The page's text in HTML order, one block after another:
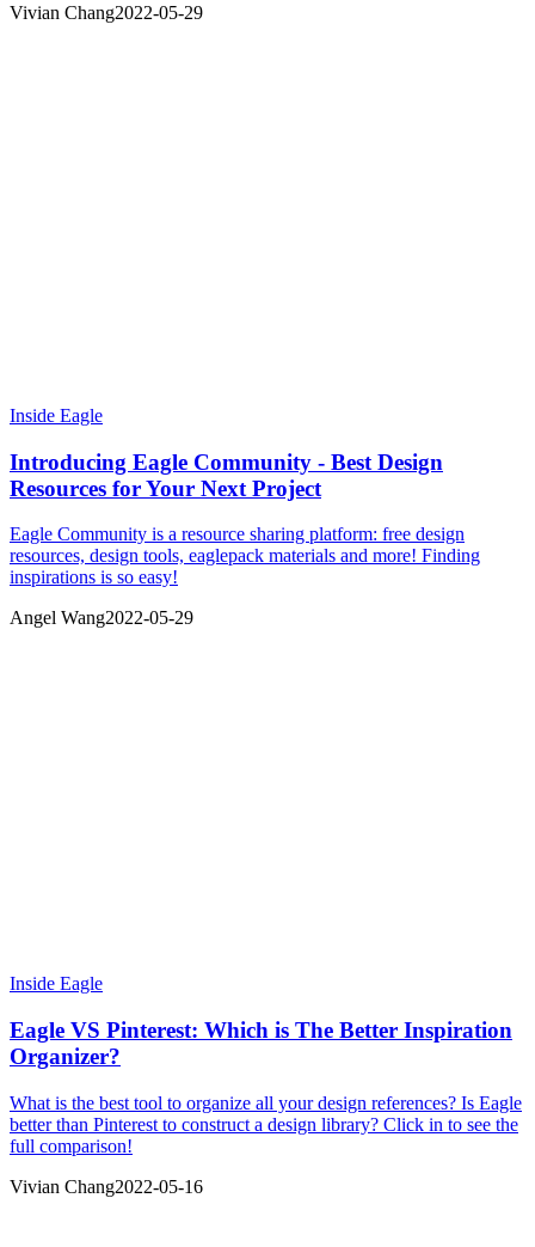
Vivian Chang2022-05-29
Inside Eagle
Introducing Eagle Community - Best Design
Resources for Your Next Project
Eagle Community is a resource sharing platform: free design
resources, design tools, eaglepack materials and more! Finding
inspirations is so easy!
Angel Wang2022-05-29
Inside Eagle
Eagle VS Pinterest: Which is The Better Inspiration
Organizer?
What is the best tool to organize all your design references? Is Eagle
better than Pinterest to construct a design library? Click in to see the
full comparison!
Vivian Chang2022-05-16